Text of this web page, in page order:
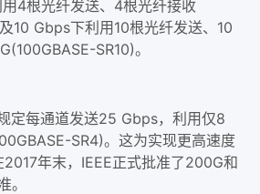
4根光纤发送、4根光纤接收
10 Gbps下利用10根光纤发送、10
SR10)。
定每通道发送25 Gbps，利用仅8
SR4)。这为实现更高速度
年末，IEEE正式批准了200G和